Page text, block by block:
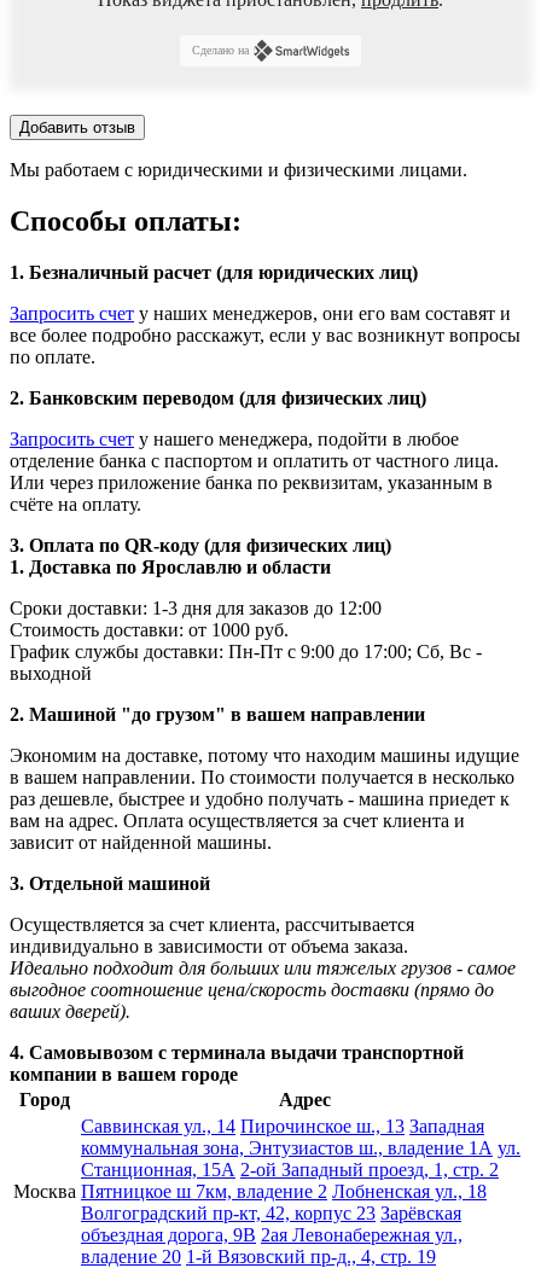
Сделано на
Добавить отзыв
Мы работаем с юридическими и физическими лицами.
Способы оплаты:
1. Безналичный расчет (для юридических лиц)
Запросить счет у наших менеджеров, они его вам составят и
все более подробно расскажут, если у вас возникнут вопросы
по оплате.
2. Банковским переводом (для физических лиц)
Запросить счет у нашего менеджера, подойти в любое
отделение банка с паспортом и оплатить от частного лица.
Или через приложение банка по реквизитам, указанным в
счёте на оплату.
3. Оплата по QR-коду (для физических лиц)
1. Доставка по Ярославлю и области
Сроки доставки: 1-3 дня для заказов до 12:00
Стоимость доставки: от 1000 руб.
График службы доставки: Пн-Пт с 9:00 до 17:00; Сб, Вс -
выходной
2. Машиной "до грузом" в вашем направлении
Экономим на доставке, потому что находим машины идущие
в вашем направлении. По стоимости получается в несколько
раз дешевле, быстрее и удобно получать - машина приедет к
вам на адрес. Оплата осуществляется за счет клиента и
зависит от найденной машины.
3. Отдельной машиной
Осуществляется за счет клиента, рассчитывается
индивидуально в зависимости от объема заказа.
Идеально подходит для больших или тяжелых грузов - самое
выгодное соотношение цена/скорость доставки (прямо до
ваших дверей).
4. Самовывозом с терминала выдачи транспортной
компании в вашем городе
Город
Адрес
Москва
Саввинская ул., 14 Пирочинское ш., 13 Западная
коммунальная зона, Энтузиастов ш., владение 1А ул.
Станционная, 15А 2-ой Западный проезд, 1, стр. 2
Пятницкое ш 7км, владение 2 Лобненская ул., 18
Волгоградский пр-кт, 42, корпус 23 Зарёвская
объездная дорога, 9В 2ая Левонабережная ул.,
владение 20 1-й Вязовский пр-д., 4, стр. 19